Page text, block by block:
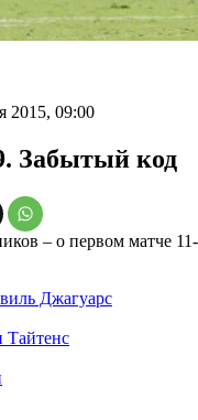
2015, 09:00
Забытый код
– о первом матче 11-
Джагуарс
Тайтенс